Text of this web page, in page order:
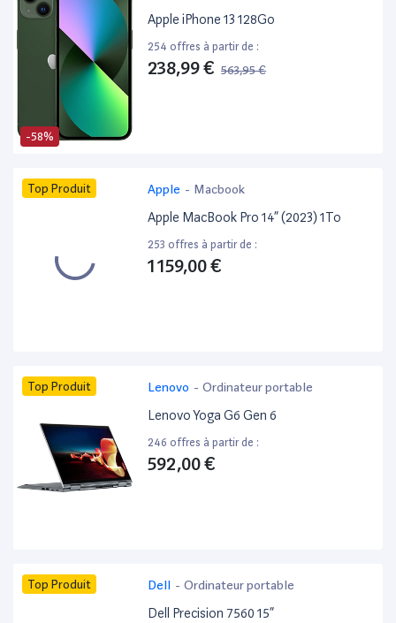
-58%
Apple iPhone 13 128Go
254 offres à partir de :
238,99 € 563,95 €
Top Produit Apple - Macbook
Apple MacBook Pro 14” (2023) 1To
253 offres à partir de :
1 159,00 €
Top Produit Lenovo - Ordinateur portable
Lenovo Yoga G6 Gen 6
246 offres à partir de :
592,00 €
Top Produit Dell - Ordinateur portable
Dell Precision 7560 15”